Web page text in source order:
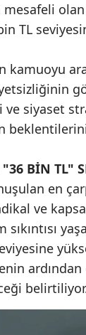
TL
kamuoyu
siyaset
BİN TL"
en
ve